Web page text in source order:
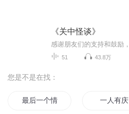
《关中怪谈》
51 43.8万
您是不是在找：
最后一个情人节 一人有庆